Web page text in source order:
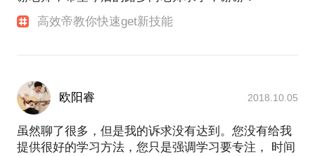
高效帝教你快速get新技能
欧阳睿 2018.10.05
虽然聊了很多，但是我的诉求没有达到。您没有给我
提供很好的学习方法，您只是强调学习要专注， 时间